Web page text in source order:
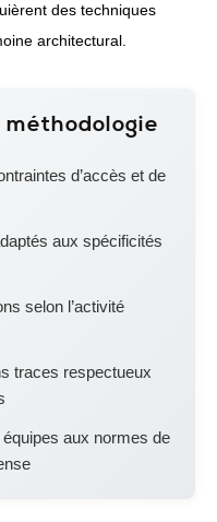
des techniques
architectural.
d’accès et de
aux spécificités
selon l’activité
traces respectueux
aux normes de